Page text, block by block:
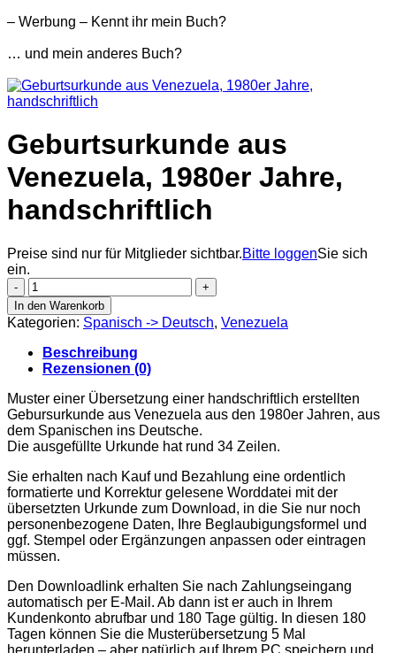
– Werbung – Kennt ihr mein Buch?
… und mein anderes Buch?
Geburtsurkunde aus
Venezuela, 1980er Jahre,
handschriftlich
Preise sind nur für Mitglieder sichtbar.Bitte loggenSie sich
ein.
Geburtsurkunde
aus
Venezuela,
1980er
Jahre,
handschriftlich
Menge
In den Warenkorb
Kategorien: Spanisch -> Deutsch, Venezuela
Beschreibung
Rezensionen (0)
Muster einer Übersetzung einer handschriftlich erstellten
Gebursurkunde aus Venezuela aus den 1980er Jahren, aus
dem Spanischen ins Deutsche.
Die ausgefüllte Urkunde hat rund 34 Zeilen.
Sie erhalten nach Kauf und Bezahlung eine ordentlich
formatierte und Korrektur gelesene Worddatei mit der
übersetzten Urkunde zum Download, in die Sie nur noch
personenbezogene Daten, Ihre Beglaubigungsformel und
ggf. Stempel oder Ergänzungen anpassen oder eintragen
müssen.
Den Downloadlink erhalten Sie nach Zahlungseingang
automatisch per E-Mail. Ab dann ist er auch in Ihrem
Kundenkonto abrufbar und 180 Tage gültig. In diesen 180
Tagen können Sie die Musterübersetzung 5 Mal
herunterladen – aber natürlich auf Ihrem PC speichern und